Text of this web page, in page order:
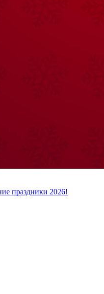
праздники 2026!